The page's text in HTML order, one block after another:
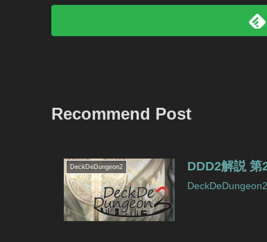
Recommend Post
DeckDeDungeon2 DDD2解説 第